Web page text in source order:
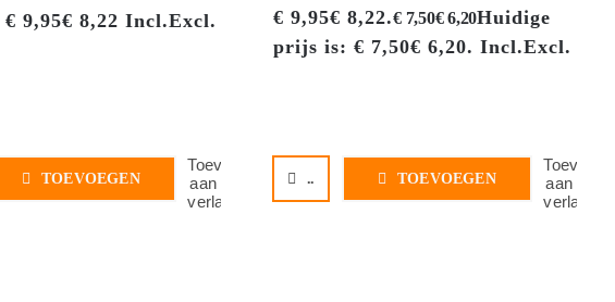
€ 9,95€ 8,22 Incl.Excl.
TOEVOEGEN
Toevoegen
aan
verlanglijst
€ 9,95€ 8,22.€7,50€6,20Huidige
prijs is: € 7,50€ 6,20. Incl.Excl.
.. TOEVOEGEN
Toevoegen
aan
verlanglijst